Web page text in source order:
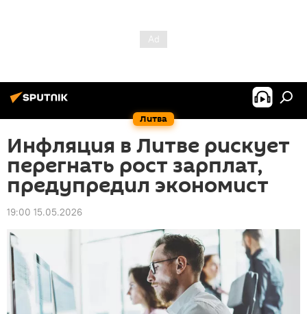
Литва
Инфляция в Литве рискует
перегнать рост зарплат,
предупредил экономист
19:00 15.05.2026